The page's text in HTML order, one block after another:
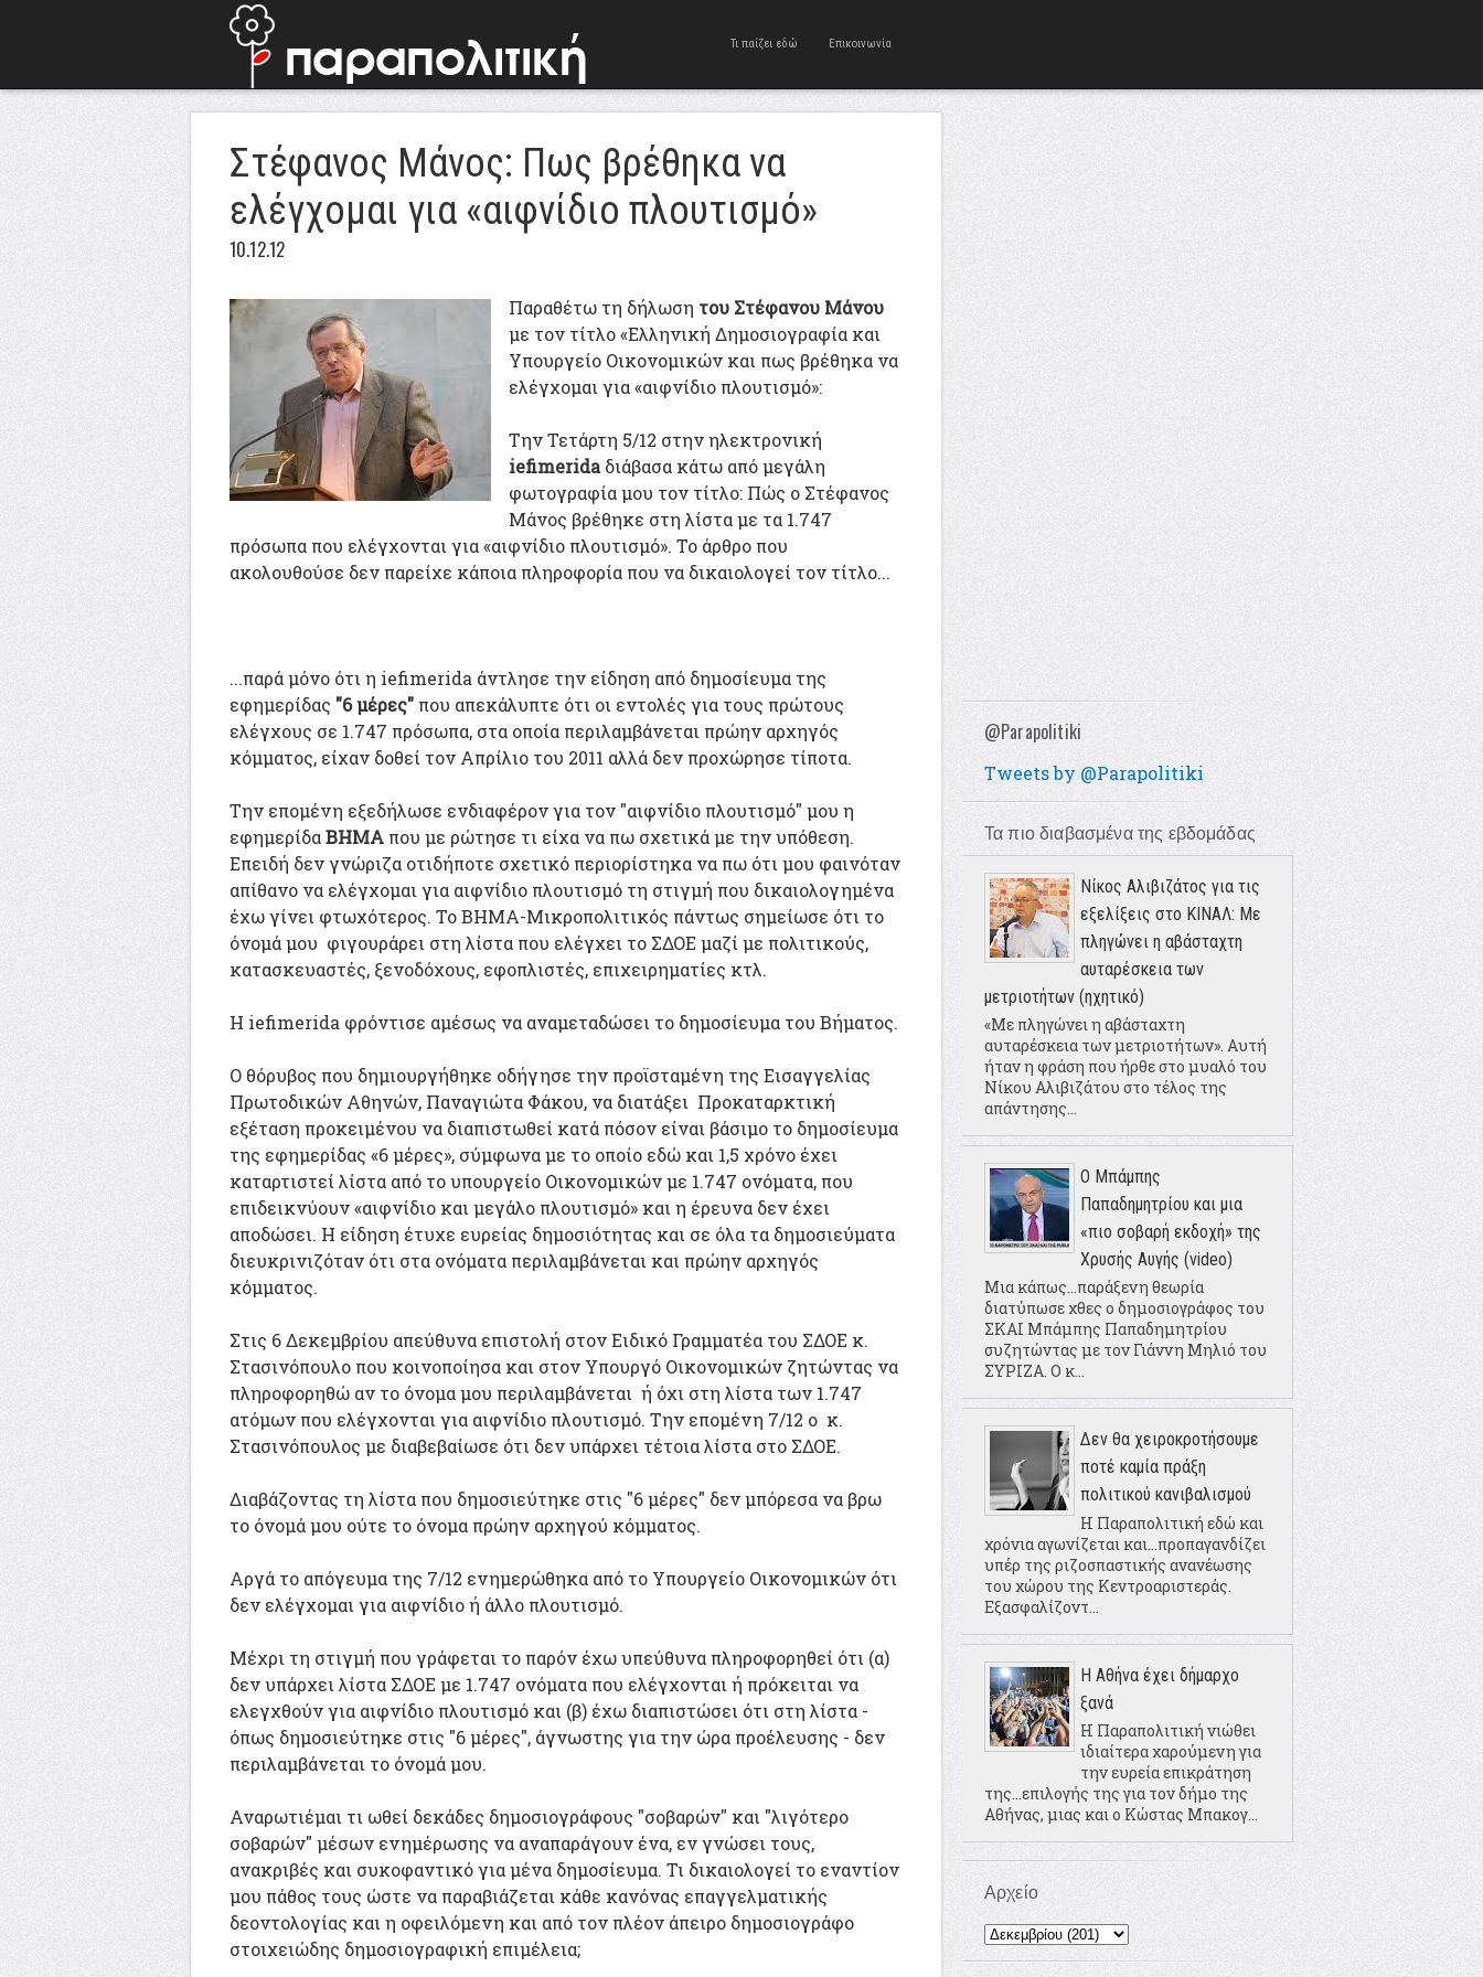
Τι παίζει εδώ Επικοινωνία
Στέφανος Μάνος: Πως βρέθηκα να
ελέγχομαι για «αιφνίδιο πλουτισμό»
10.12.12
Παραθέτω τη δήλωση του Στέφανου Μάνου
με τον τίτλο «Ελληνική Δημοσιογραφία και
Υπουργείο Οικονομικών και πως βρέθηκα να
ελέγχομαι για «αιφνίδιο πλουτισμό»:
Την Τετάρτη 5/12 στην ηλεκτρονική
iefimeridaδιάβασα κάτω από μεγάλη
φωτογραφία μου τον τίτλο: Πώς ο Στέφανος
Μάνος βρέθηκε στη λίστα με τα 1.747
πρόσωπα που ελέγχονται για «αιφνίδιο πλουτισμό». Το άρθρο που
ακολουθούσε δεν παρείχε κάποια πληροφορία που να δικαιολογεί τον τίτλο...
...παρά μόνο ότι η iefimerida άντλησε την είδηση από δημοσίευμα της
εφημερίδας "6 μέρες" που απεκάλυπτε ότι οι εντολές για τους πρώτους
ελέγχους σε 1.747 πρόσωπα, στα οποία περιλαμβάνεται πρώην αρχηγός
κόμματος, είχαν δοθεί τον Απρίλιο του 2011 αλλά δεν προχώρησε τίποτα.
Την επομένη εξεδήλωσε ενδιαφέρον για τον "αιφνίδιο πλουτισμό" μου η
εφημερίδαΒΗΜΑ που με ρώτησε τι είχα να πω σχετικά με την υπόθεση.
Επειδή δεν γνώριζα οτιδήποτε σχετικό περιορίστηκα να πω ότι μου φαινόταν
απίθανο να ελέγχομαι για αιφνίδιο πλουτισμό τη στιγμή που δικαιολογημένα
έχω γίνει φτωχότερος. Το ΒΗΜΑ-Μικροπολιτικός πάντως σημείωσε ότι το
όνομά μου φιγουράρει στη λίστα που ελέγχει το ΣΔΟΕ μαζί με πολιτικούς,
κατασκευαστές, ξενοδόχους, εφοπλιστές, επιχειρηματίες κτλ.
Η iefimerida φρόντισε αμέσως να αναμεταδώσει το δημοσίευμα του Βήματος.
Ο θόρυβος που δημιουργήθηκε οδήγησε την προϊσταμένη της Εισαγγελίας
Πρωτοδικών Αθηνών, Παναγιώτα Φάκου, να διατάξει Προκαταρκτική
εξέταση προκειμένου να διαπιστωθεί κατά πόσον είναι βάσιμο το δημοσίευμα
της εφημερίδας «6 μέρες», σύμφωνα με το οποίο εδώ και 1,5 χρόνο έχει
καταρτιστεί λίστα από το υπουργείο Οικονομικών με 1.747 ονόματα, που
επιδεικνύουν «αιφνίδιο και μεγάλο πλουτισμό» και η έρευνα δεν έχει
αποδώσει. Η είδηση έτυχε ευρείας δημοσιότητας και σε όλα τα δημοσιεύματα
διευκρινιζόταν ότι στα ονόματα περιλαμβάνεται και πρώην αρχηγός
κόμματος.
Στις 6 Δεκεμβρίου απεύθυνα επιστολή στον Ειδικό Γραμματέα του ΣΔΟΕ κ.
Στασινόπουλο που κοινοποίησα και στον Υπουργό Οικονομικών ζητώντας να
πληροφορηθώ αν το όνομα μου περιλαμβάνεται ή όχι στη λίστα των 1.747
ατόμων που ελέγχονται για αιφνίδιο πλουτισμό. Την επομένη 7/12 ο κ.
Στασινόπουλος με διαβεβαίωσε ότι δεν υπάρχει τέτοια λίστα στο ΣΔΟΕ.
Διαβάζοντας τη λίστα που δημοσιεύτηκε στις "6 μέρες" δεν μπόρεσα να βρω
το όνομά μου ούτε το όνομα πρώην αρχηγού κόμματος.
Αργά το απόγευμα της 7/12 ενημερώθηκα από το Υπουργείο Οικονομικών ότι
δεν ελέγχομαι για αιφνίδιο ή άλλο πλουτισμό.
Μέχρι τη στιγμή που γράφεται το παρόν έχω υπεύθυνα πληροφορηθεί ότι (α)
δεν υπάρχει λίστα ΣΔΟΕ με 1.747 ονόματα που ελέγχονται ή πρόκειται να
ελεγχθούν για αιφνίδιο πλουτισμό και (β) έχω διαπιστώσει ότι στη λίστα -
όπως δημοσιεύτηκε στις "6 μέρες", άγνωστης για την ώρα προέλευσης - δεν
περιλαμβάνεται το όνομά μου.
Αναρωτιέμαι τι ωθεί δεκάδες δημοσιογράφους "σοβαρών" και "λιγότερο
σοβαρών" μέσων ενημέρωσης να αναπαράγουν ένα, εν γνώσει τους,
ανακριβές και συκοφαντικό για μένα δημοσίευμα. Τι δικαιολογεί το εναντίον
μου πάθος τους ώστε να παραβιάζεται κάθε κανόνας επαγγελματικής
δεοντολογίας και η οφειλόμενη και από τον πλέον άπειρο δημοσιογράφο
στοιχειώδης δημοσιογραφική επιμέλεια;
@Parapolitiki
Tweets by @Parapolitiki
Τα πιο διαβασμένα της εβδομάδας
Νίκος Αλιβιζάτος για τις
εξελίξεις στο ΚΙΝΑΛ: Με
πληγώνει η αβάσταχτη
αυταρέσκεια των
μετριοτήτων (ηχητικό)
«Με πληγώνει η αβάσταχτη
αυταρέσκεια των μετριοτήτων». Αυτή
ήταν η φράση που ήρθε στο μυαλό του
Νίκου Αλιβιζάτου στο τέλος της
απάντησης...
Ο Μπάμπης
Παπαδημητρίου και μια
«πιο σοβαρή εκδοχή» της
Χρυσής Αυγής (video)
Μια κάπως...παράξενη θεωρία
διατύπωσε χθες ο δημοσιογράφος του
ΣΚΑΙ Μπάμπης Παπαδημητρίου
συζητώντας με τον Γιάννη Μηλιό του
ΣΥΡΙΖΑ. Ο κ...
Δεν θα χειροκροτήσουμε
ποτέ καμία πράξη
πολιτικού κανιβαλισμού
Η Παραπολιτική εδώ και
χρόνια αγωνίζεται και...προπαγανδίζει
υπέρ της ριζοσπαστικής ανανέωσης
του χώρου της Κεντροαριστεράς.
Εξασφαλίζοντ...
Η Αθήνα έχει δήμαρχο
ξανά
Η Παραπολιτική νιώθει
ιδιαίτερα χαρούμενη για
την ευρεία επικράτηση
της...επιλογής της για τον δήμο της
Αθήνας, μιας και ο Κώστας Μπακογ...
Αρχείο